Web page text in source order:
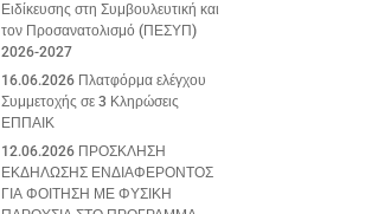
Ειδίκευσης στη Συμβουλευτική και
τον Προσανατολισμό (ΠΕΣΥΠ)
2026-2027
16.06.2026 Πλατφόρμα ελέγχου
Συμμετοχής σε 3 Κληρώσεις
ΕΠΠΑΙΚ
12.06.2026 ΠΡΟΣΚΛΗΣΗ
ΕΚΔΗΛΩΣΗΣ ΕΝΔΙΑΦΕΡΟΝΤΟΣ
ΓΙΑ ΦΟΙΤΗΣΗ ΜΕ ΦΥΣΙΚΗ